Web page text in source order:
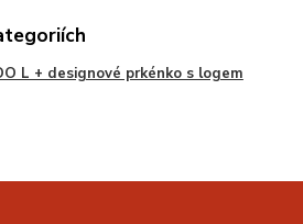
L + designové prkénko s logem